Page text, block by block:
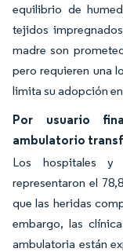
equilibrio de
tejidos
madre son
pero requieren una
limita su adopción
Por usuario
ambulatorio
Los hospitales y
representaron el
que las heridas
embargo, las
ambulatoria están